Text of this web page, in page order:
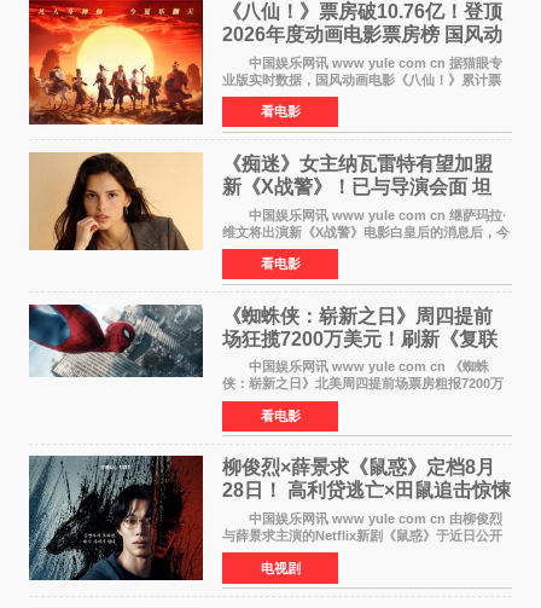
《八仙！》票房破10.76亿！登顶
2026年度动画电影票房榜 国风动
画逆袭暑期档
中国娱乐网讯 www yule com cn 据猫眼专
业版实时数据，国风动画电影《八仙！》累计票
房突破10 76亿元，超过《熊出没·年年有熊》，
暂列2026年度动画影片票房榜冠军。该片自暑期
档登陆院线以
看电影
《痴迷》女主纳瓦雷特有望加盟
新《X战警》！已与导演会面 坦
言“魔形女一直很酷”
中国娱乐网讯 www yule com cn 继萨玛拉·
维文将出演新《X战警》电影白皇后的消息后，今
年暑期档大热恐怖片《痴迷》女主角印达·纳瓦雷
特也有望加盟这部备受瞩目的漫威新作——目前
还处于有
看电影
《蜘蛛侠：崭新之日》周四提前
场狂揽7200万美元！刷新《复联
4》保持影史纪录
中国娱乐网讯 www yule com cn 《蜘蛛
侠：崭新之日》北美周四提前场票房粗报7200万
美元，创下影史单片北美提前场票房新纪录——
此前该纪录由《复仇者联盟4：终局之战》的6000
万美元保持，本
看电影
柳俊烈×薛景求《鼠惑》定档8月
28日！ 高利贷逃亡×田鼠追击惊悚
来袭
中国娱乐网讯 www yule com cn 由柳俊烈
与薛景求主演的Netflix新剧《鼠惑》于近日公开
主海报，正式定档8月28日上线。 海报中，柳
俊烈与薛景求背对背站立，各自朝向相反方向，
幽暗的色调与
电视剧